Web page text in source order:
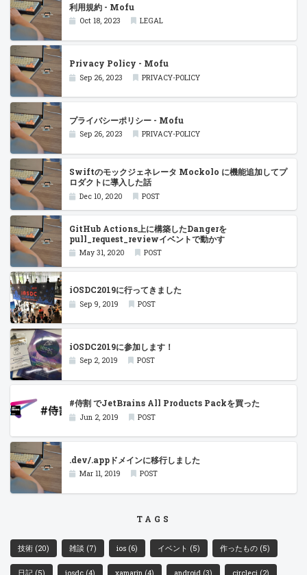
利用規約 - Mofu
Oct 18, 2023 LEGAL
Privacy Policy - Mofu
Sep 26, 2023 PRIVACY-POLICY
プライバシーポリシー - Mofu
Sep 26, 2023 PRIVACY-POLICY
Swiftのモックジェネレータ Mockolo に機能追加してプ
ロダクトに導入した話
Dec 10, 2020 POST
GitHub Actions上に構築したDangerを
pull_request_reviewイベントで動かす
May 31, 2020 POST
iOSDC2019に行ってきました
Sep 9, 2019 POST
iOSDC2019に参加します！
Sep 2, 2019 POST
#侍割 でJetBrains All Products Packを買った
Jun 2, 2019 POST
.dev/.appドメインに移行しました
Mar 11, 2019 POST
TAGS
技術 (20) 雑談 (7) ios (6) イベント (5) 作ったもの (5)
日記 (5) iosdc (4) xamarin (4) android (3) circleci (2)